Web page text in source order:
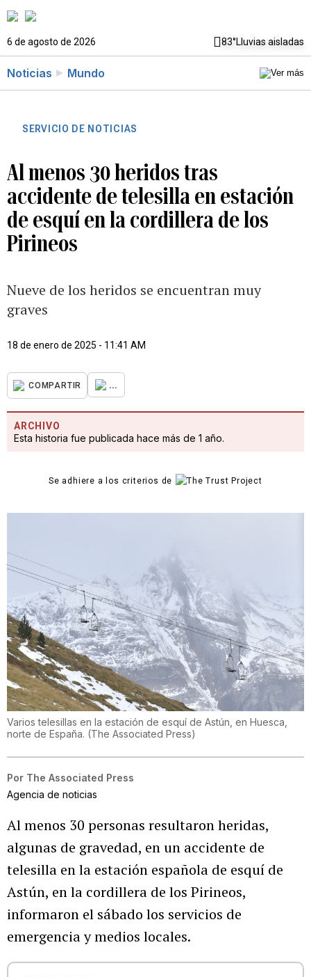
6 de agosto de 2026 83°Lluvias aisladas
Noticias Mundo
SERVICIO DE NOTICIAS
Al menos 30 heridos tras
accidente de telesilla en estación
de esquí en la cordillera de los
Pirineos
Nueve de los heridos se encuentran muy
graves
18 de enero de 2025 - 11:41 AM
COMPARTIR ...
ARCHIVO
Esta historia fue publicada hace más de 1 año.
Se adhiere a los criterios de
Varios telesillas en la estación de esquí de Astún, en Huesca,
norte de España. (The Associated Press)
Por The Associated Press
Agencia de noticias
Al menos 30 personas resultaron heridas,
algunas de gravedad, en un accidente de
telesilla en la estación española de esquí de
Astún, en la cordillera de los Pirineos,
informaron el sábado los servicios de
emergencia y medios locales.